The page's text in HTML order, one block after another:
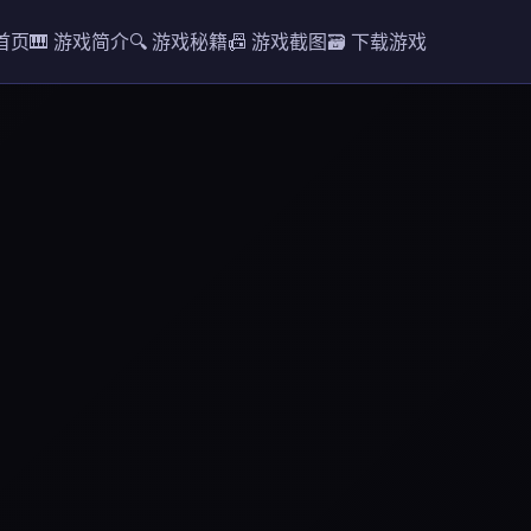
页🎹 游戏简介🔍 游戏秘籍📠 游戏截图🗃️ 下载游戏